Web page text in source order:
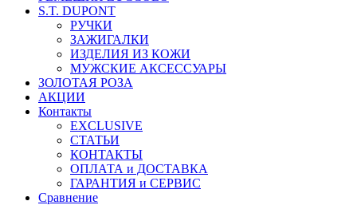
S.T. DUPONT
РУЧКИ
ЗАЖИГАЛКИ
ИЗДЕЛИЯ ИЗ КОЖИ
МУЖСКИЕ АКСЕССУАРЫ
ЗОЛОТАЯ РОЗА
АКЦИИ
Контакты
EXCLUSIVE
СТАТЬИ
КОНТАКТЫ
ОПЛАТА и ДОСТАВКА
ГАРАНТИЯ и СЕРВИС
Сравнение